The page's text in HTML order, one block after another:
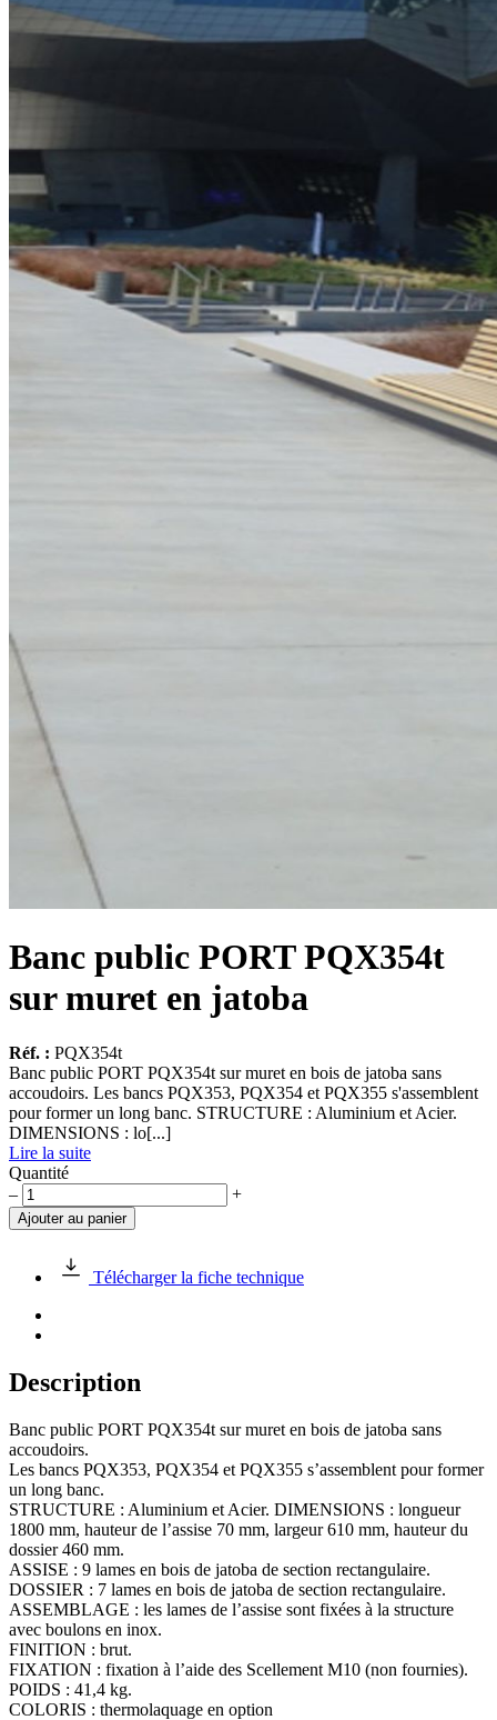
Banc public PORT PQX354t
sur muret en jatoba
Réf. : PQX354t
Banc public PORT PQX354t sur muret en bois de jatoba sans
accoudoirs. Les bancs PQX353, PQX354 et PQX355 s'assemblent
pour former un long banc. STRUCTURE : Aluminium et Acier.
DIMENSIONS : lo[...]
Lire la suite
Quantité
quantité
de
Banc
PORT
muret
jatoba
– +
Ajouter au panier
Télécharger la fiche technique
Description
Banc public PORT PQX354t sur muret en bois de jatoba sans
accoudoirs.
Les bancs PQX353, PQX354 et PQX355 s’assemblent pour former
un long banc.
STRUCTURE : Aluminium et Acier. DIMENSIONS : longueur
1800 mm, hauteur de l’assise 70 mm, largeur 610 mm, hauteur du
dossier 460 mm.
ASSISE : 9 lames en bois de jatoba de section rectangulaire.
DOSSIER : 7 lames en bois de jatoba de section rectangulaire.
ASSEMBLAGE : les lames de l’assise sont fixées à la structure
avec boulons en inox.
FINITION : brut.
FIXATION : fixation à l’aide des Scellement M10 (non fournies).
POIDS : 41,4 kg.
COLORIS : thermolaquage en option